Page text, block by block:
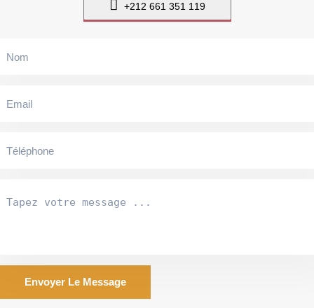
+212 661 351 119
Envoyer Le Message